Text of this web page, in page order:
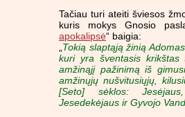
Tačiau turi ateiti šviesos
kuris mokys Gnosio
apokalipsė“ baigia:
„Tokią slaptąją žinią
kuri yra šventasis krikštas
amžinąjį pažinimą iš
amžinųjų nušvitusiųjų,
[Seto] sėklos:
Jesedekėjaus ir Gyvojo